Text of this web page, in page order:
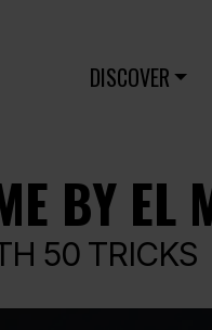
DISCOVER
BY EL
50 TRICKS